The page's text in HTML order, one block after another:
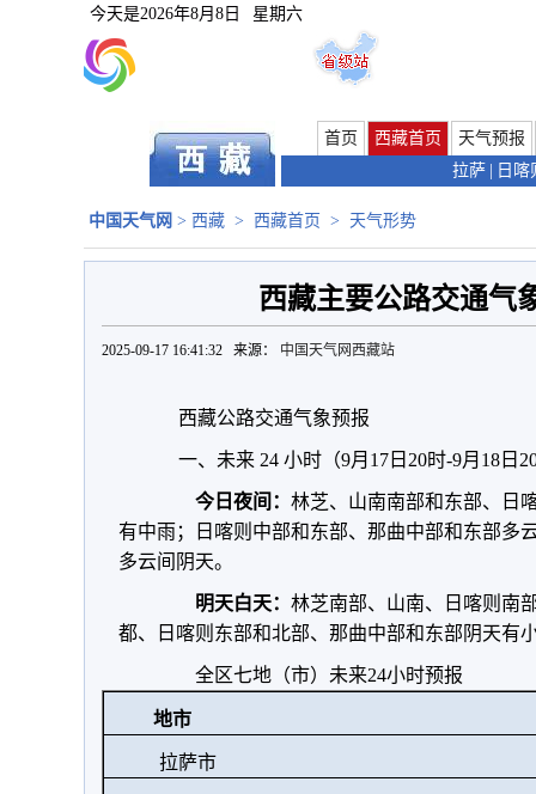
今天是2026年8月8日 星期六
首页 西藏首页
天气预报
拉萨
日喀
中国天气网 > 西藏 > 西藏首页 > 天气形势
西藏主要公路交通气
2025-09-17 16:41:32 来源： 中国天气网西藏站
西藏公路交通气象预报
一、未来 24 小时（9月17日20时-9月18日
今日夜间： 林芝、山南南部和东部、日
有中雨；日喀则中部和东部、那曲中部和东部多
多云间阴天。
明天白天： 林芝南部、山南、日喀则南
都、日喀则东部和北部、那曲中部和东部阴天有
全区七地（市）未来24小时预报
地市
拉萨市